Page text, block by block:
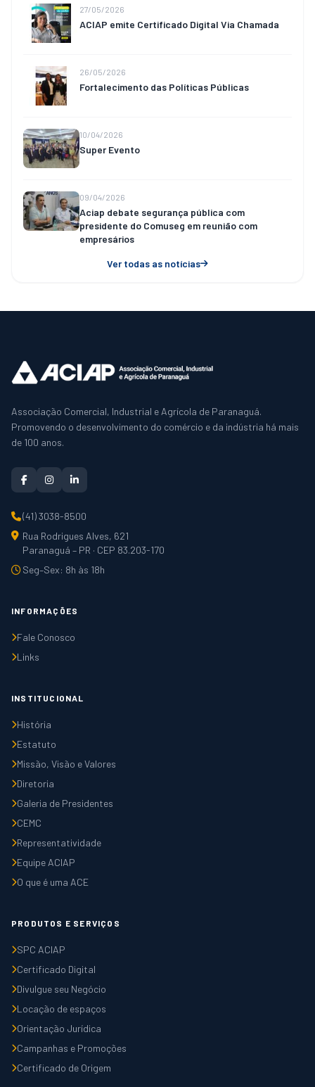
27/05/2026
ACIAP emite Certificado Digital Via Chamada
26/05/2026
Fortalecimento das Políticas Públicas
10/04/2026
Super Evento
09/04/2026
Aciap debate segurança pública com
presidente do Comuseg em reunião com
empresários
Ver todas as notícias
Associação Comercial, Industrial e Agrícola de Paranaguá.
Promovendo o desenvolvimento do comércio e da indústria há mais
de 100 anos.
(41) 3038-8500
Rua Rodrigues Alves, 621
Paranaguá – PR · CEP 83.203-170
Seg–Sex: 8h às 18h
INFORMAÇÕES
Fale Conosco
Links
INSTITUCIONAL
História
Estatuto
Missão, Visão e Valores
Diretoria
Galeria de Presidentes
CEMC
Representatividade
Equipe ACIAP
O que é uma ACE
PRODUTOS E SERVIÇOS
SPC ACIAP
Certificado Digital
Divulgue seu Negócio
Locação de espaços
Orientação Jurídica
Campanhas e Promoções
Certificado de Origem